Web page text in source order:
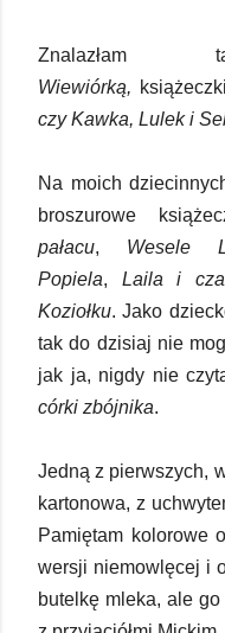
Wiewiórką,
czy Kawka, Lulek i
Na moich
broszurowe
pałacu, Wesele
Popiela, Laila i
Koziołku. Jako
tak do dzisiaj nie
jak ja, nigdy nie
córki zbójnika.
Jedną z pierwszych,
kartonowa, z
Pamiętam kolorowe
wersji niemowlęcej i
butelkę mleka, ale